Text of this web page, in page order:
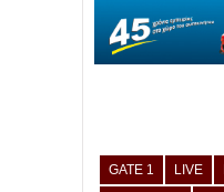
GATE 1 LIVE